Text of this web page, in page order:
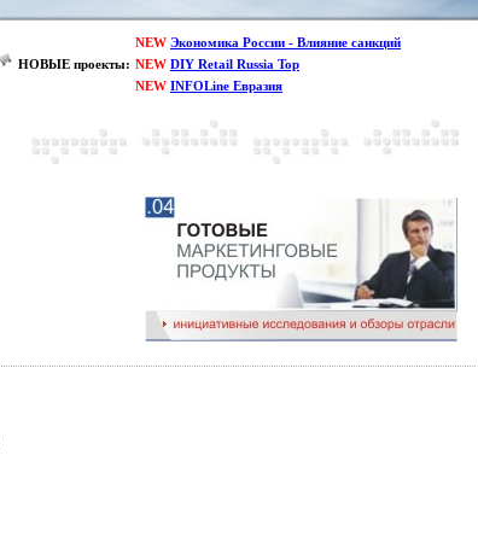
НОВЫЕ проекты:
NEW Экономика России - Влияние санкций
NEW DIY Retail Russia Top
NEW INFOLine Евразия